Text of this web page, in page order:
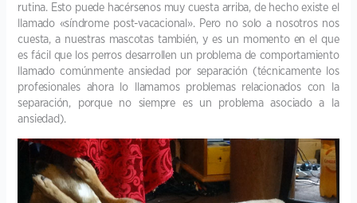
rutina. Esto puede hacérsenos muy cuesta arriba, de hecho existe el
llamado «síndrome post-vacacional». Pero no solo a nosotros nos
cuesta, a nuestras mascotas también, y es un momento en el que
es fácil que los perros desarrollen un problema de comportamiento
llamado comúnmente ansiedad por separación (técnicamente los
profesionales ahora lo llamamos problemas relacionados con la
separación, porque no siempre es un problema asociado a la
ansiedad).